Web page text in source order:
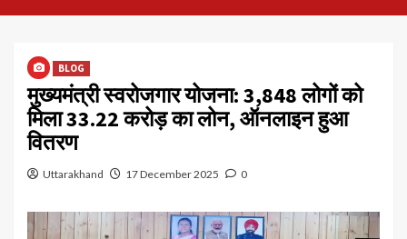
BLOG
मुख्यमंत्री स्वरोजगार योजना: 3,848 लोगों को
मिला ₹33.22 करोड़ का लोन, ऑनलाइन हुआ
वितरण
Uttarakhand 17 December 2025 0